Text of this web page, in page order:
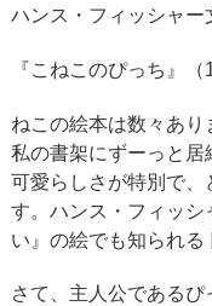
ハンス・フィッシャ
『こねこのぴっち』
ねこの絵本は数々あり
私の書架にずーっと
可愛らしさが特別で
す。ハンス・フィッシ
い』の絵でも知られる
さて、主人公である